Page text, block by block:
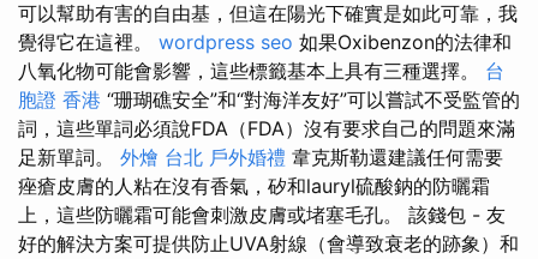
可以幫助有害的自由基，但這在陽光下確實是如此可靠，我
覺得它在這裡。 wordpress seo 如果Oxibenzon的法律和
八氧化物可能會影響，這些標籤基本上具有三種選擇。 台
胞證 香港 “珊瑚礁安全”和“對海洋友好”可以嘗試不受監管的
詞，這些單詞必須說FDA（FDA）沒有要求自己的問題來滿
足新單詞。 外燴 台北 戶外婚禮 韋克斯勒還建議任何需要
痤瘡皮膚的人粘在沒有香氣，矽和lauryl硫酸鈉的防曬霜
上，這些防曬霜可能會刺激皮膚或堵塞毛孔。 該錢包 - 友
好的解決方案可提供防止UVA射線（會導致衰老的跡象）和